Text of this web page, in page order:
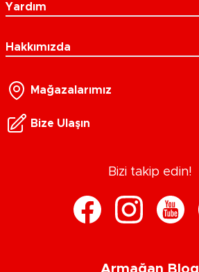
Yardım
Hakkımızda
Mağazalarımız
Bize Ulaşın
Bizi takip edin!
Armağan Blog